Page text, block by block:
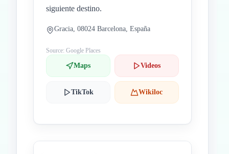
siguiente destino.
Gracia, 08024 Barcelona, España
Source: Google Places
Maps Videos
TikTok Wikiloc